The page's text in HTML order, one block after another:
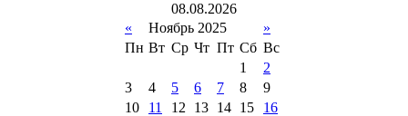
08.08.2026
«
Ноябрь 2025
»
Пн Вт Ср Чт Пт Сб Вс
1
2
3
4 5 6 7 8
9
10
11 12 13 14 15
16